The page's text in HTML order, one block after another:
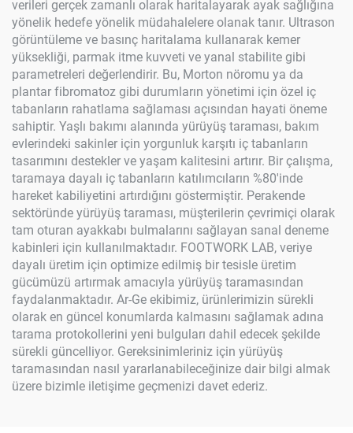
verileri gerçek zamanlı olarak haritalayarak ayak sağlığına
yönelik hedefe yönelik müdahalelere olanak tanır. Ultrason
görüntüleme ve basınç haritalama kullanarak kemer
yüksekliği, parmak itme kuvveti ve yanal stabilite gibi
parametreleri değerlendirir. Bu, Morton nöromu ya da
plantar fibromatoz gibi durumların yönetimi için özel iç
tabanların rahatlama sağlaması açısından hayati öneme
sahiptir. Yaşlı bakımı alanında yürüyüş taraması, bakım
evlerindeki sakinler için yorgunluk karşıtı iç tabanların
tasarımını destekler ve yaşam kalitesini artırır. Bir çalışma,
taramaya dayalı iç tabanların katılımcıların %80'inde
hareket kabiliyetini artırdığını göstermiştir. Perakende
sektöründe yürüyüş taraması, müşterilerin çevrimiçi olarak
tam oturan ayakkabı bulmalarını sağlayan sanal deneme
kabinleri için kullanılmaktadır. FOOTWORK LAB, veriye
dayalı üretim için optimize edilmiş bir tesisle üretim
gücümüzü artırmak amacıyla yürüyüş taramasından
faydalanmaktadır. Ar-Ge ekibimiz, ürünlerimizin sürekli
olarak en güncel konumlarda kalmasını sağlamak adına
tarama protokollerini yeni bulguları dahil edecek şekilde
sürekli güncelliyor. Gereksinimleriniz için yürüyüş
taramasından nasıl yararlanabileceğinize dair bilgi almak
üzere bizimle iletişime geçmenizi davet ederiz.